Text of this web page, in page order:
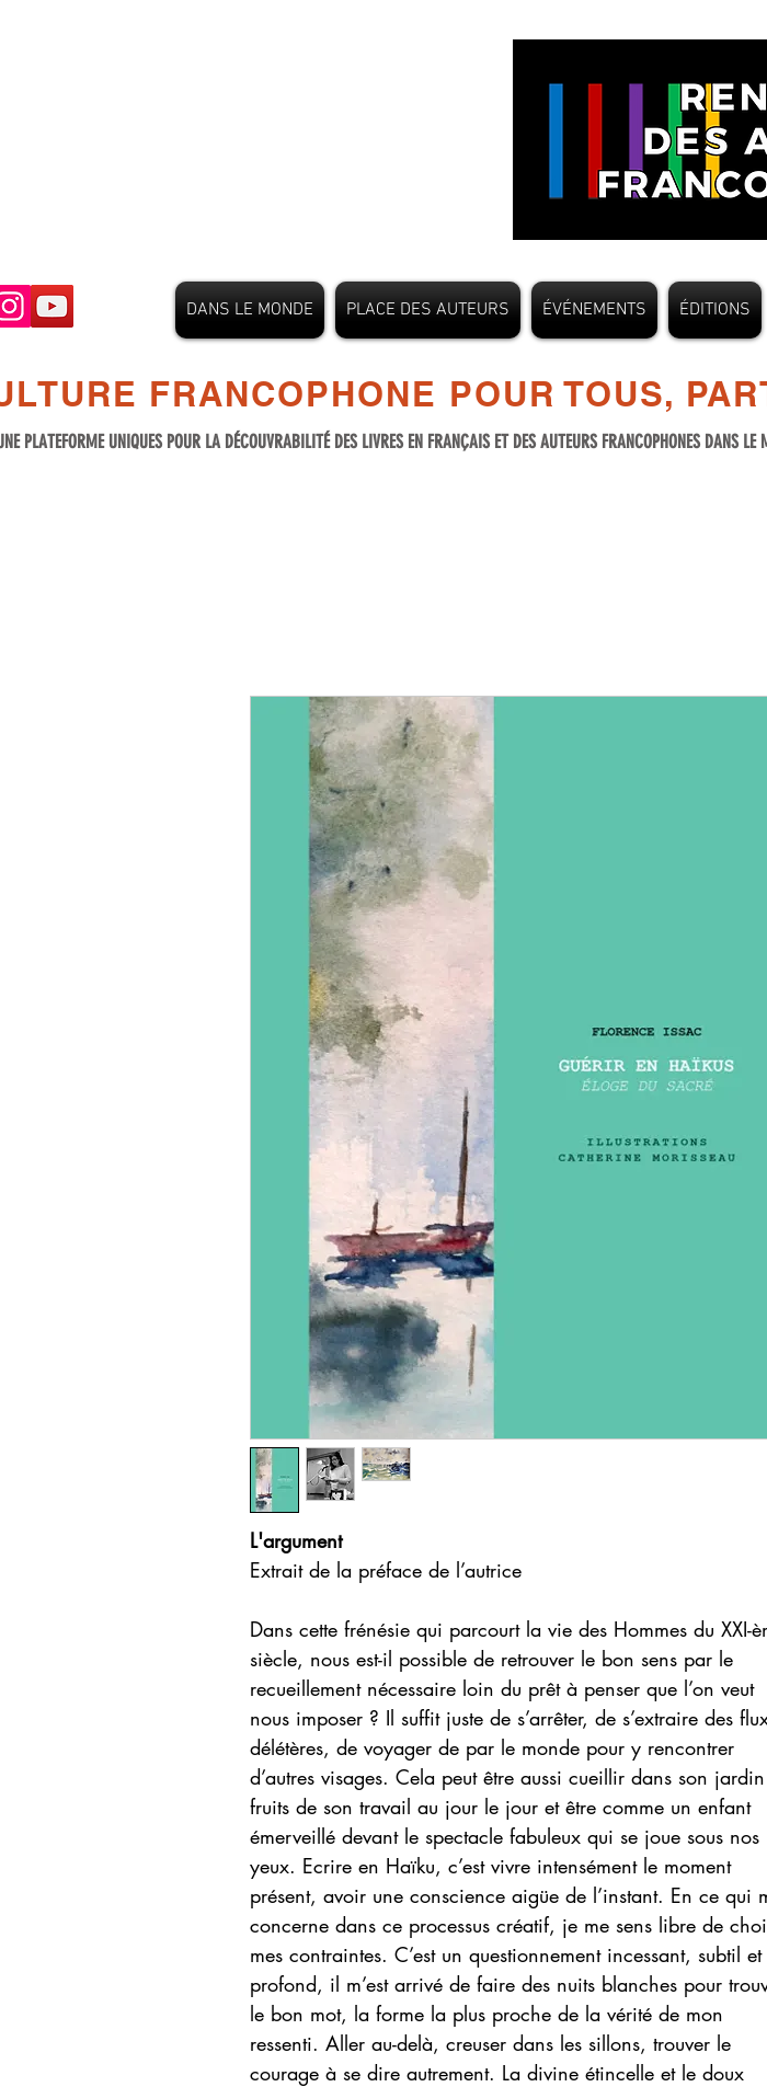
DANS LE MONDE PLACE DES AUTEURS ÉVÉNEMENTS ÉDITIONS
FRANCOPHONE POUR TOUS,
PLATEFORME UNIQUES POUR LA DÉCOUVRABILITÉ DES LIVRES EN FRANÇAIS ET DES AUTEURS FRANCOPHONES DANS LE
L'argument
Extrait de la préface de l’autrice
Dans cette frénésie qui parcourt la vie des Hommes du XXI-
siècle, nous est-il possible de retrouver le bon sens par le
recueillement nécessaire loin du prêt à penser que l’on veut
nous imposer ? Il suffit juste de s’arrêter, de s’extraire des
délétères, de voyager de par le monde pour y rencontrer
d’autres visages. Cela peut être aussi cueillir dans son
fruits de son travail au jour le jour et être comme un enfant
émerveillé devant le spectacle fabuleux qui se joue sous nos
yeux. Ecrire en Haïku, c’est vivre intensément le moment
présent, avoir une conscience aigüe de l’instant. En ce qui
concerne dans ce processus créatif, je me sens libre de
mes contraintes. C’est un questionnement incessant, subtil et
profond, il m’est arrivé de faire des nuits blanches pour
le bon mot, la forme la plus proche de la vérité de mon
ressenti. Aller au-delà, creuser dans les sillons, trouver le
courage à se dire autrement. La divine étincelle et le doux